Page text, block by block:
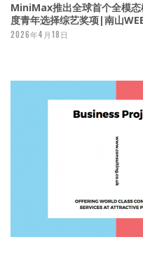
MiniMax推出全球首个全模态
度青年选择综艺奖项|南山
2026年4月18日